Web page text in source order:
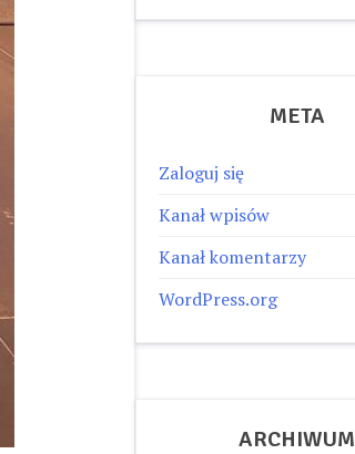
META
Zaloguj się
Kanał wpisów
Kanał komentarzy
WordPress.org
ARCHIWUM